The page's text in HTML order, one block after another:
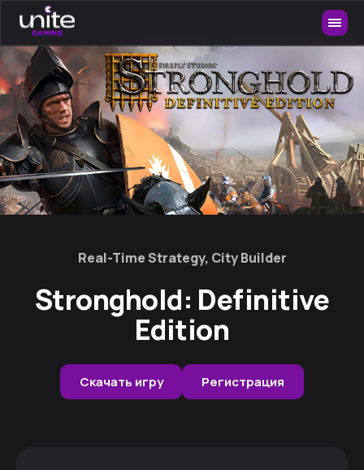
Real-Time Strategy, City Builder
Stronghold: Definitive
Edition
Скачать игру Регистрация